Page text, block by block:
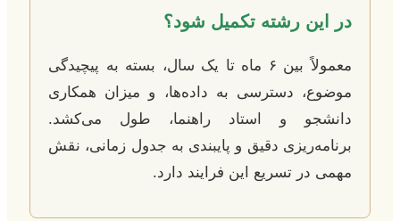
در این رشته تکمیل شود؟
معمولاً بین ۶ ماه تا یک سال، بسته به پیچیدگی
موضوع، دسترسی به داده‌ها، و میزان همکاری
دانشجو و استاد راهنما، طول می‌کشد.
برنامه‌ریزی دقیق و پایبندی به جدول زمانی، نقش
مهمی در تسریع این فرایند دارد.